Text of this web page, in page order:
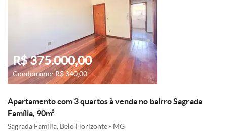
R$ 375.000,00
Condomínio: R$ 340,00
Apartamento com 3 quartos à venda no bairro Sagrada
Família, 90m²
Sagrada Família, Belo Horizonte - MG